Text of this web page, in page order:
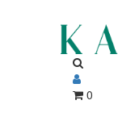
180ml
0